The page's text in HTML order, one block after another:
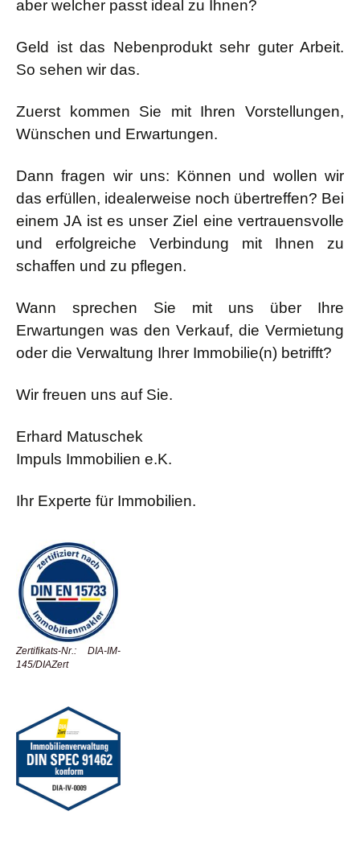
aber welcher passt ideal zu Ihnen?
Geld ist das Nebenprodukt sehr guter Arbeit.
So sehen wir das.
Zuerst kommen Sie mit Ihren Vorstellungen,
Wünschen und Erwartungen.
Dann fragen wir uns: Können und wollen wir
das erfüllen, idealerweise noch übertreffen? Bei
einem JA ist es unser Ziel eine vertrauensvolle
und erfolgreiche Verbindung mit Ihnen zu
schaffen und zu pflegen.
Wann sprechen Sie mit uns über Ihre
Erwartungen was den Verkauf, die Vermietung
oder die Verwaltung Ihrer Immobilie(n) betrifft?
Wir freuen uns auf Sie.
Erhard Matuschek
Impuls Immobilien e.K.
Ihr Experte für Immobilien.
Zertifikats-Nr.: DIA-IM-
145/DIAZert